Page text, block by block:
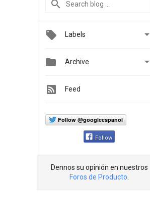
Labels 
 Archive 
Feed
Follow @googleespanol
Follow
Dennos su opinión en nuestros
Foros de Producto